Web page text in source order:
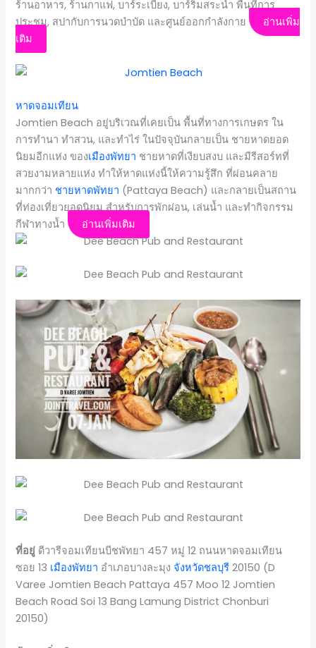
ร้านอาหาร, ร้านกาแฟ, บาร์ระเบียง, บาร์ริมสระน้ำ พื้นที่การ
ประชุม, สปากับการนวดบำบัด และศูนย์ออกกำลังกาย
อ่านเพิ่ม
เติม
หาดจอมเทียน
Jomtien Beach อยู่บริเวณที่เคยเป็น พื้นที่ทางการเกษตร ใน
การทำนา ทำสวน, และทำไร่ ในปัจจุบันกลายเป็น ชายหาดยอด
นิยมอีกแห่ง ของเมืองพัทยา ชายหาดที่เงียบสงบ และมีรีสอร์ทที่
สวยงามหลายแห่ง ทำให้หาดแห่งนี้ให้ความรู้สึก ที่ผ่อนคลาย
มากกว่า ชายหาดพัทยา (Pattaya Beach) และกลายเป็นสถาน
ที่ท่องเที่ยวยอดนิยม สำหรับการพักผ่อน, เล่นน้ำ และทำกิจกรรม
กีฬาทางน้ำ
อ่านเพิ่มเติม
ที่อยู่ ดีวารีจอมเทียนบีชพัทยา 457 หมู่ 12 ถนนหาดจอมเทียน
ซอย 13 เมืองพัทยา อำเภอบางละมุง จังหวัดชลบุรี 20150 (D
Varee Jomtien Beach Pattaya 457 Moo 12 Jomtien
Beach Road Soi 13 Bang Lamung District Chonburi
20150)